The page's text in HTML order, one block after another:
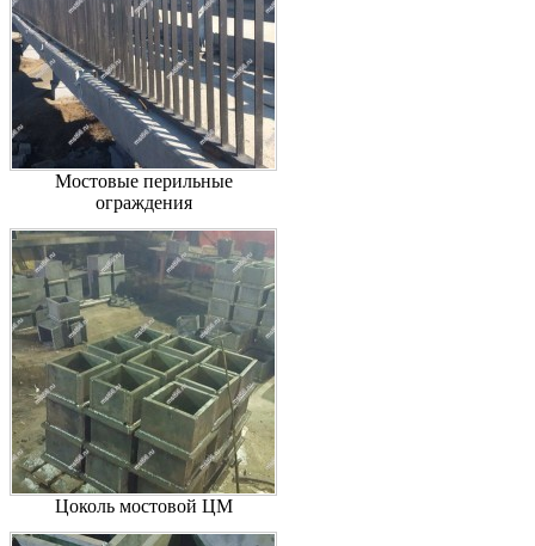
Мостовые перильные
ограждения
Цоколь мостовой ЦМ